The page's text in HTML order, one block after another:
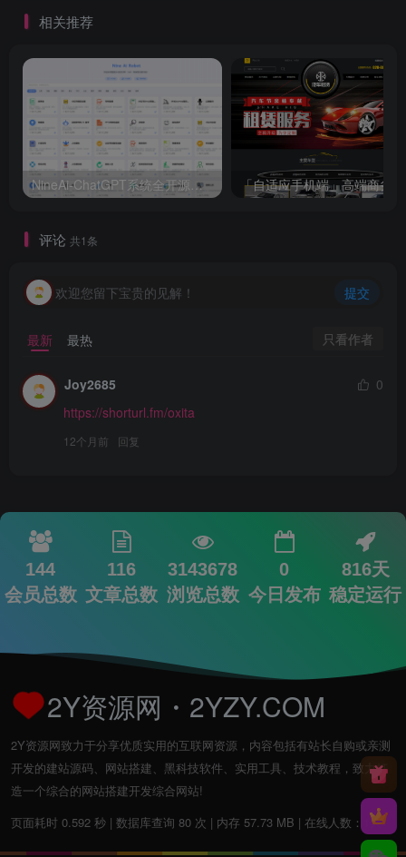
相关推荐
NineAi-ChatGPT系统全开源源码及基本搭建教程
评论 共1条
欢迎您留下宝贵的见解！ 提交
最新 最热 只看作者
Joy2685
0
https://shorturl.fm/oxita
12个月前 回复
144
会员总数
116
文章总数
3143678
浏览总数
0
今日发布
816天
稳定运行
2Y资源网・2YZY.COM
2Y资源网致力于分享优质实用的互联网资源，内容包括有站长自购或亲测
开发的建站源码、网站搭建、黑科技软件、实用工具、技术教程，致力打
造一个综合的网站搭建开发综合网站!
页面耗时 0.592 秒 | 数据库查询 80 次 | 内存 57.73 MB | 在线人数：1人